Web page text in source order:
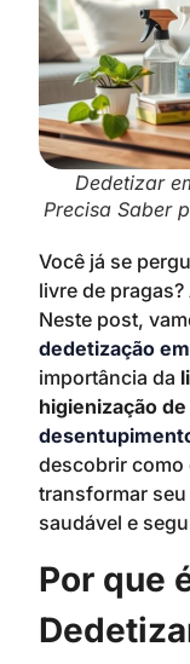
Dedetizar
Precisa Saber
Você já se
livre de
Neste post,
dedetização
importância da
higienização
descobrir como
transformar
saudável e
Por que